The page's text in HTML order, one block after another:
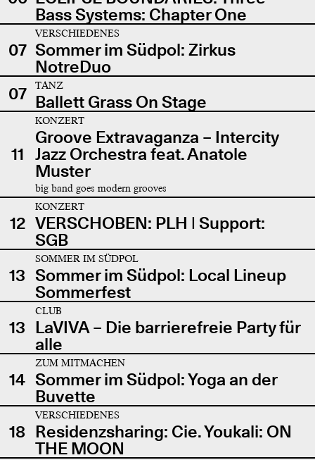
Bass Systems: Chapter One
07
VERSCHIEDENES
Sommer im Südpol: Zirkus
NotreDuo
07
TANZ
Ballett Grass On Stage
11
KONZERT
Groove Extravaganza – Intercity
Jazz Orchestra feat. Anatole
Muster
big band goes modern grooves
12
KONZERT
VERSCHOBEN: PLH | Support:
SGB
13
SOMMER IM SÜDPOL
Sommer im Südpol: Local Lineup
Sommerfest
13
CLUB
LaVIVA – Die barrierefreie Party für
alle
14
ZUM MITMACHEN
Sommer im Südpol: Yoga an der
Buvette
18
VERSCHIEDENES
Residenzsharing: Cie. Youkali: ON
THE MOON